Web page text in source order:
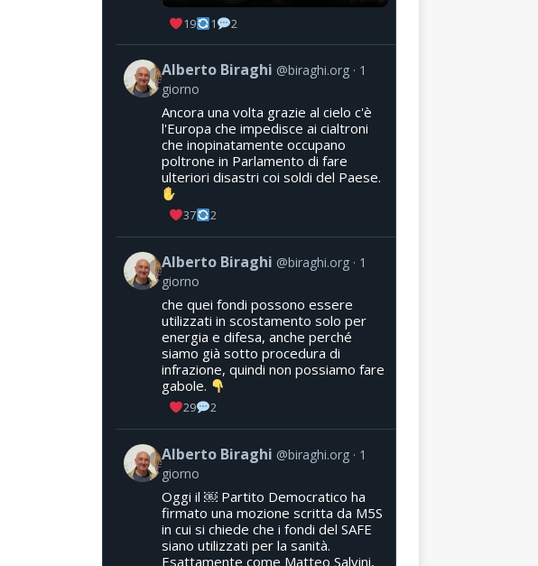
19 1 2
Alberto Biraghi @biraghi.org
1
giorno
Ancora una volta grazie al cielo c'è
l'Europa che impedisce ai cialtroni
che inopinatamente occupano
poltrone in Parlamento di fare
ulteriori disastri coi soldi del Paese.
37 2
Alberto Biraghi @biraghi.org
1
giorno
che quei fondi possono essere
utilizzati in scostamento solo per
energia e difesa, anche perché
siamo già sotto procedura di
infrazione, quindi non possiamo fare
gabole.
29 2
Alberto Biraghi @biraghi.org
1
giorno
Oggi il ￼ Partito Democratico ha
firmato una mozione scritta da M5S
in cui si chiede che i fondi del SAFE
siano utilizzati per la sanità.
Esattamente come Matteo Salvini,